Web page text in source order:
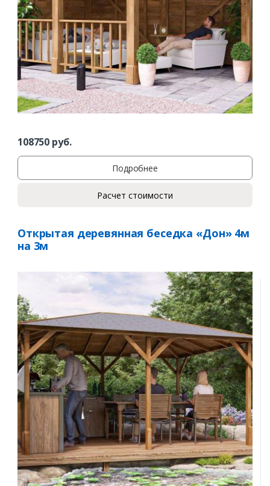
108750 руб.
Подробнее
Расчет стоимости
Открытая деревянная беседка «Дон» 4м
на 3м